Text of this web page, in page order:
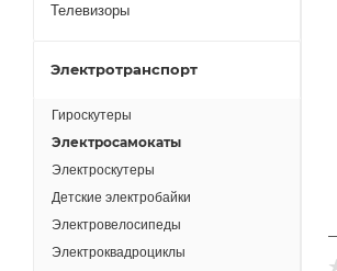
Телевизоры
Электротранспорт
Гироскутеры
Электросамокаты
Электроскутеры
Детские электробайки
Электровелосипеды
Электроквадроциклы